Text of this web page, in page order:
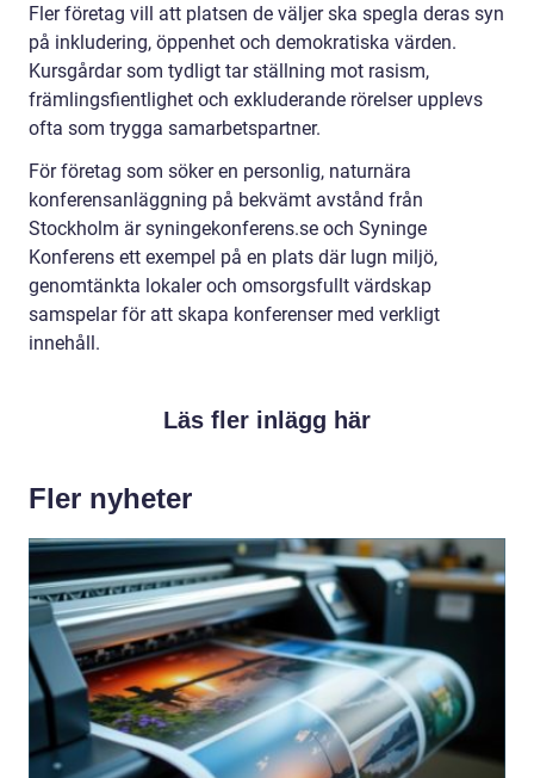
Fler företag vill att platsen de väljer ska spegla deras syn
på inkludering, öppenhet och demokratiska värden.
Kursgårdar som tydligt tar ställning mot rasism,
främlingsfientlighet och exkluderande rörelser upplevs
ofta som trygga samarbetspartner.
För företag som söker en personlig, naturnära
konferensanläggning på bekvämt avstånd från
Stockholm är syningekonferens.se och Syninge
Konferens ett exempel på en plats där lugn miljö,
genomtänkta lokaler och omsorgsfullt värdskap
samspelar för att skapa konferenser med verkligt
innehåll.
Läs fler inlägg här
Fler nyheter